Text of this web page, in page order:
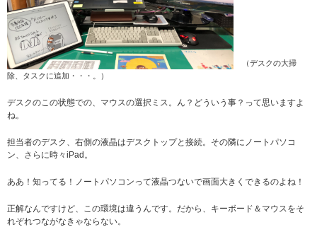
（デスクの大掃
除、タスクに追加・・・。）
デスクのこの状態での、マウスの選択ミス。ん？どういう事？って思いますよ
ね。
担当者のデスク、右側の液晶はデスクトップと接続。その隣にノートパソコ
ン、さらに時々iPad。
ああ！知ってる！ノートパソコンって液晶つないで画面大きくできるのよね！
正解なんですけど、この環境は違うんです。だから、キーボード＆マウスをそ
れぞれつながなきゃならない。